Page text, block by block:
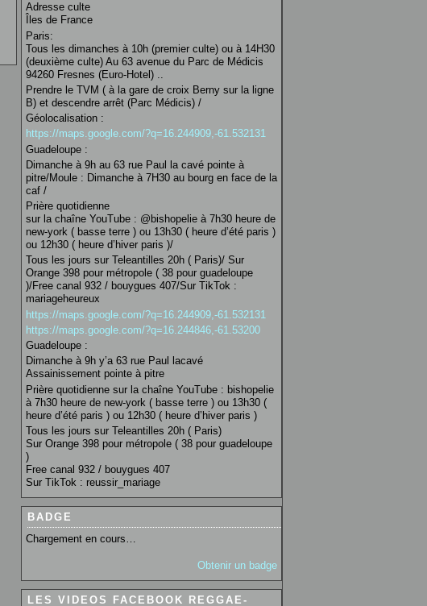
Adresse culte
Îles de France
Paris:
Tous les dimanches à 10h (premier culte) ou à 14H30
(deuxième culte) Au 63 avenue du Parc de Médicis
94260 Fresnes (Euro-Hotel) ..
Prendre le TVM ( à la gare de croix Berny sur la ligne
B) et descendre arrêt (Parc Médicis) /
Géolocalisation :
https://maps.google.com/?q=16.244909,-61.532131
Guadeloupe :
Dimanche à 9h au 63 rue Paul la cavé pointe à
pitre/Moule : Dimanche à 7H30 au bourg en face de la
caf /
Prière quotidienne
sur la chaîne YouTube : @bishopelie à 7h30 heure de
new-york ( basse terre ) ou 13h30 ( heure d’été paris )
ou 12h30 ( heure d’hiver paris )/
Tous les jours sur Teleantilles 20h ( Paris)/ Sur
Orange 398 pour métropole ( 38 pour guadeloupe
)/Free canal 932 / bouygues 407/Sur TikTok :
mariageheureux
https://maps.google.com/?q=16.244909,-61.532131
https://maps.google.com/?q=16.244846,-61.53200
Guadeloupe :
Dimanche à 9h y’a 63 rue Paul lacavé
Assainissement pointe à pitre
Prière quotidienne sur la chaîne YouTube : bishopelie
à 7h30 heure de new-york ( basse terre ) ou 13h30 (
heure d’été paris ) ou 12h30 ( heure d’hiver paris )
Tous les jours sur Teleantilles 20h ( Paris)
Sur Orange 398 pour métropole ( 38 pour guadeloupe
)
Free canal 932 / bouygues 407
Sur TikTok : reussir_mariage
BADGE
Chargement en cours…
Obtenir un badge
LES VIDEOS FACEBOOK REGGAE-